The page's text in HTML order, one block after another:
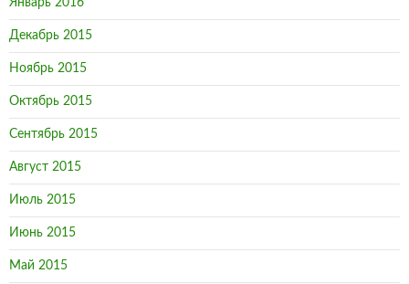
Январь 2016
Декабрь 2015
Ноябрь 2015
Октябрь 2015
Сентябрь 2015
Август 2015
Июль 2015
Июнь 2015
Май 2015